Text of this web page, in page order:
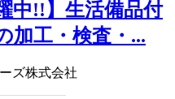
中!!】生活備品付
加工・検査・...
ズ株式会社